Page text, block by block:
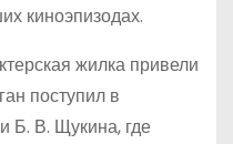
киноэпизодах.
жилка привели
поступил в
Б. В. Щукина, где